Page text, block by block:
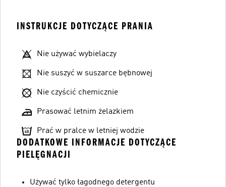
INSTRUKCJE DOTYCZĄCE PRANIA
Nie używać wybielaczy
Nie suszyć w suszarce bębnowej
Nie czyścić chemicznie
Prasować letnim żelazkiem
Prać w pralce w letniej wodzie
DODATKOWE INFORMACJE DOTYCZĄCE
PIELĘGNACJI
Używać tylko łagodnego detergentu